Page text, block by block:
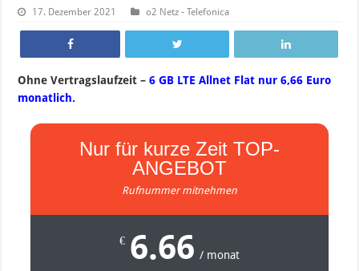
17. Dezember 2021 o2 Netz - Telefonica
Ohne Vertragslaufzeit –6 GB LTE Allnet Flat nur 6,66 Euro
monatlich.
Nur für kurze Zeit TOP-
ANGEBOT
Rufnummer mitnehmen
€ 6.66 / monat